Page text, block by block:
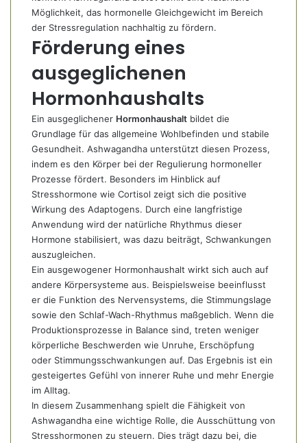
Möglichkeit, das hormonelle Gleichgewicht im Bereich
der Stressregulation nachhaltig zu fördern.
Förderung eines
ausgeglichenen
Hormonhaushalts
Ein ausgeglichener Hormonhaushalt bildet die
Grundlage für das allgemeine Wohlbefinden und stabile
Gesundheit. Ashwagandha unterstützt diesen Prozess,
indem es den Körper bei der Regulierung hormoneller
Prozesse fördert. Besonders im Hinblick auf
Stresshormone wie Cortisol zeigt sich die positive
Wirkung des Adaptogens. Durch eine langfristige
Anwendung wird der natürliche Rhythmus dieser
Hormone stabilisiert, was dazu beiträgt, Schwankungen
auszugleichen.
Ein ausgewogener Hormonhaushalt wirkt sich auch auf
andere Körpersysteme aus. Beispielsweise beeinflusst
er die Funktion des Nervensystems, die Stimmungslage
sowie den Schlaf-Wach-Rhythmus maßgeblich. Wenn die
Produktionsprozesse in Balance sind, treten weniger
körperliche Beschwerden wie Unruhe, Erschöpfung
oder Stimmungsschwankungen auf. Das Ergebnis ist ein
gesteigertes Gefühl von innerer Ruhe und mehr Energie
im Alltag.
In diesem Zusammenhang spielt die Fähigkeit von
Ashwagandha eine wichtige Rolle, die Ausschüttung von
Stresshormonen zu steuern. Dies trägt dazu bei, die